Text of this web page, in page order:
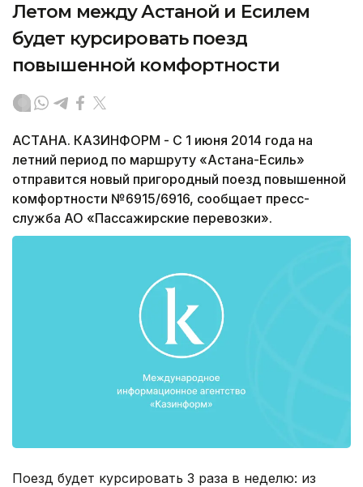
Летом между Астаной и Есилем
будет курсировать поезд
повышенной комфортности
АСТАНА. КАЗИНФОРМ - С 1 июня 2014 года на
летний период по маршруту «Астана-Есиль»
отправится новый пригородный поезд повышенной
комфортности №6915/6916, сообщает пресс-
служба АО «Пассажирские перевозки».
Поезд будет курсировать 3 раза в неделю: из